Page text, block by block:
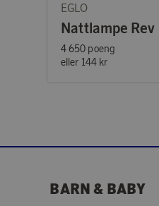
EGLO
Nattlampe Rev
4 650 poeng
eller 144 kr
BARN & BABY